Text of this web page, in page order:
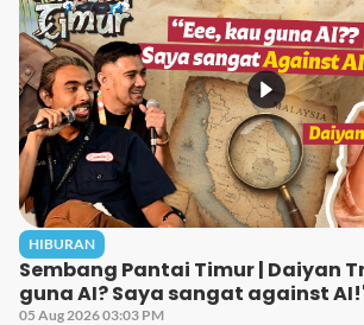
HIBURAN
Sembang Pantai Timur | Daiyan
guna AI? Saya sangat against
05 Aug 2026 03:03 PM